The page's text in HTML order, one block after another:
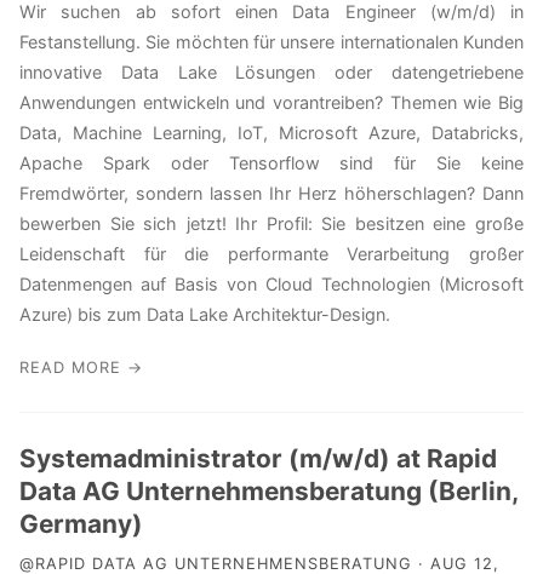
Wir suchen ab sofort einen Data Engineer (w/m/d) in
Festanstellung. Sie möchten für unsere internationalen Kunden
innovative Data Lake Lösungen oder datengetriebene
Anwendungen entwickeln und vorantreiben? Themen wie Big
Data, Machine Learning, IoT, Microsoft Azure, Databricks,
Apache Spark oder Tensorflow sind für Sie keine
Fremdwörter, sondern lassen Ihr Herz höherschlagen? Dann
bewerben Sie sich jetzt! Ihr Profil: Sie besitzen eine große
Leidenschaft für die performante Verarbeitung großer
Datenmengen auf Basis von Cloud Technologien (Microsoft
Azure) bis zum Data Lake Architektur-Design.
READ MORE →
Systemadministrator (m/w/d) at Rapid
Data AG Unternehmensberatung (Berlin,
Germany)
@RAPID DATA AG UNTERNEHMENSBERATUNG · AUG 12,